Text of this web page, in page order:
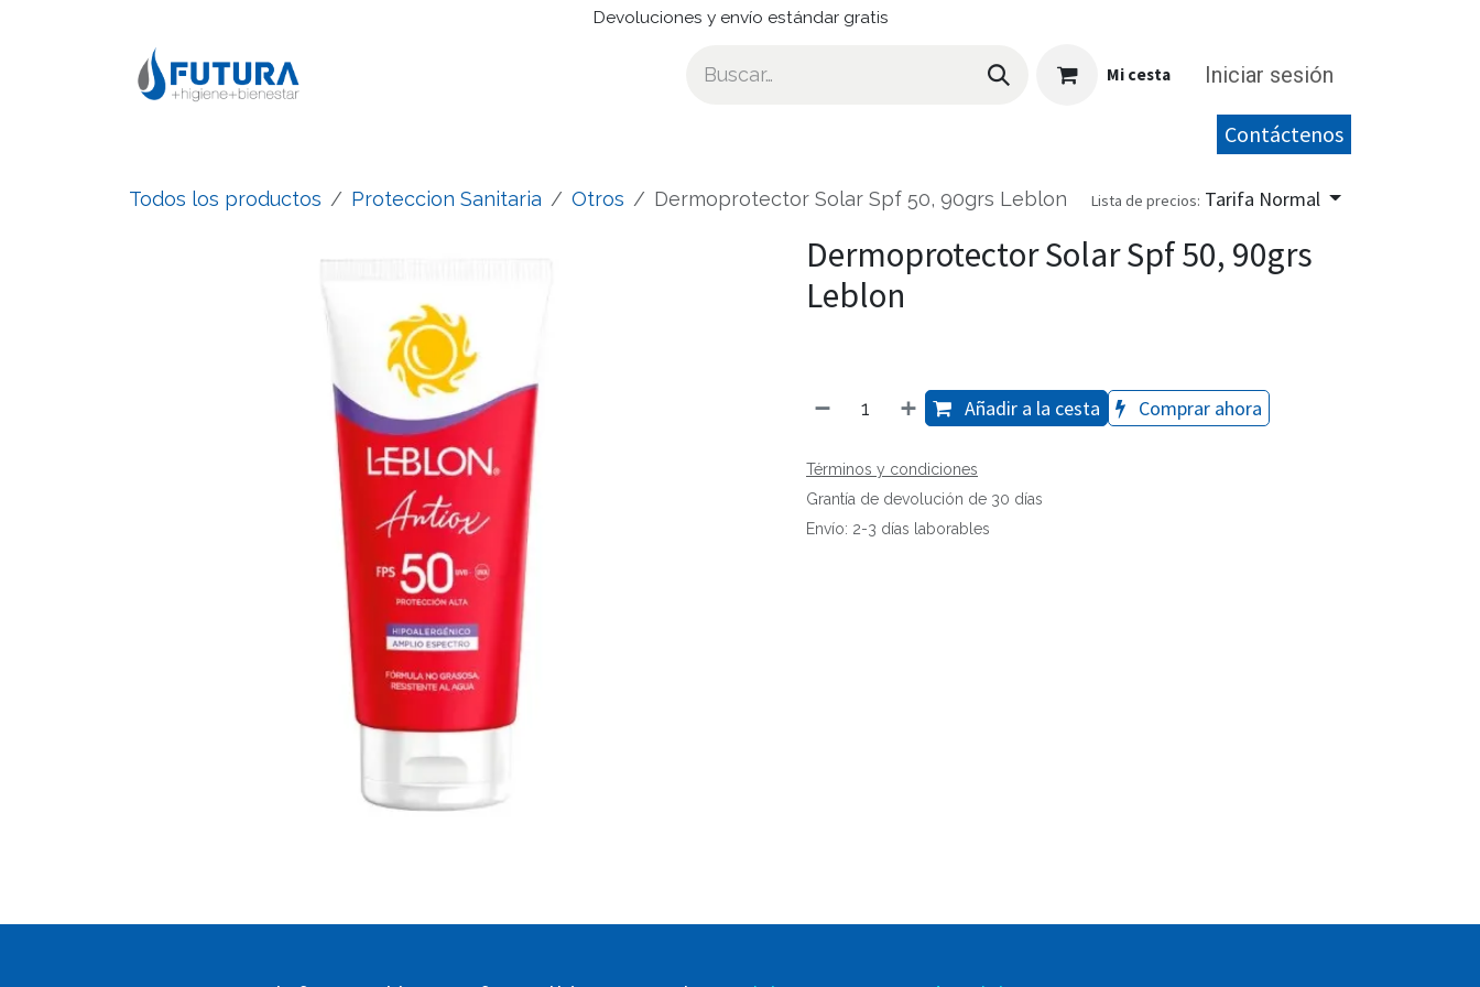
Devoluciones y envío estándar gratis
Mi cesta Iniciar sesión
Contáctenos
Todos los productos Proteccion Sanitaria Otros Dermoprotector Solar Spf 50, 90grs Leblon Lista de precios: Tarifa Normal
Dermoprotector Solar Spf 50, 90grs
Leblon
Añadir a la cesta Comprar ahora
Términos y condiciones
Grantía de devolución de 30 días
Envío: 2-3 días laborables